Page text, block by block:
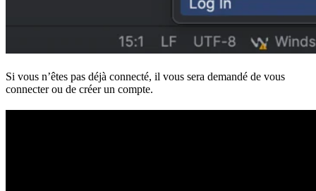
Si vous n’êtes pas déjà connecté, il vous sera demandé de vous
connecter ou de créer un compte.